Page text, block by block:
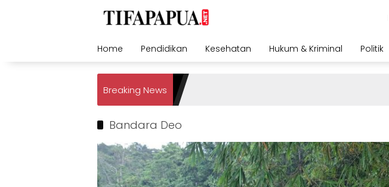
Home Pendidikan Kesehatan Hukum & Kriminal Politik
Breaking News
Bandara Deo